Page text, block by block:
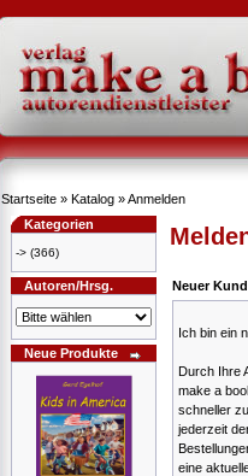
Startseite » Katalog »Anmelden
Kategorien
-> (366)
Autoren/Hrsg.
Neue Produkte
Neuer
Ich bin ein
Durch Ihre
make a
schneller
jederzeit
eine